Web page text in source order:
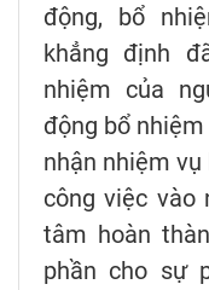
động, bổ
khẳng định
nhiệm của
động bổ
nhận nhiệm
công việc vào
tâm hoàn
phần cho sự